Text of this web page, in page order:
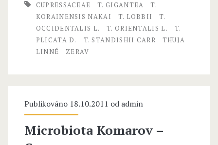
a
e
–
r
v
A
L
i
é
CUPRESSACEAE
T. GIGANTEA
T.
KORAINENSIS NAKAI
T. LOBBII
T.
OCCIDENTALIS L.
T. ORIENTALIS L.
T.
PLICATA D.
T. STANDISHII CARR
THUJA
LINNÉ
ZERAV
Publikováno 18.10.2011 od admin
Microbiota Komarov –